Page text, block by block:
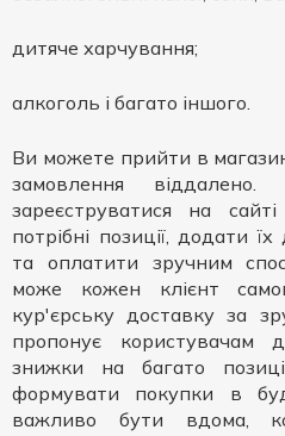
дитяче харчування;
алкоголь і багато іншого.
Ви можете прийти в
замовлення
зареєструватися на
потрібні позиції, додати
та оплатити зручним
може кожен клієнт
кур'єрську доставку за
пропонує користувачам
знижки на багато
формувати покупки в
важливо бути вдома,